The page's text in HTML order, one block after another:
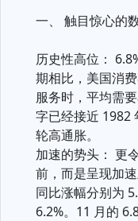
一、 触目惊心的
历史性高位：
期相比，美国消
服务时，平均需
字已经接近 1982
轮高通胀。
加速的势头： 更
前，而是呈现加
同比涨幅分别为
6.2%。11 月的